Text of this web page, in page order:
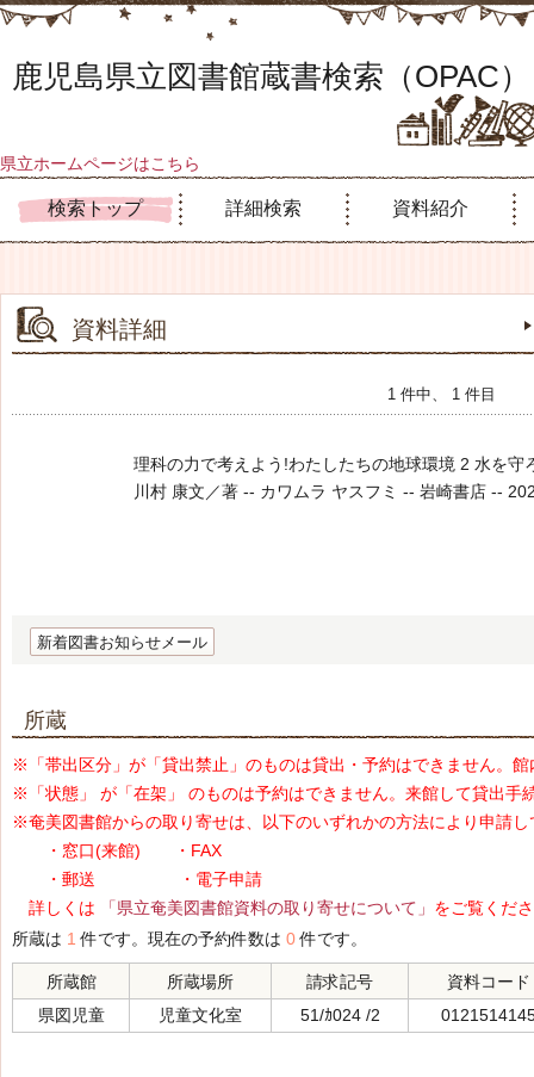
鹿児島県立図書館蔵書検索（OPAC）
県立ホームページはこちら
検索トップ 詳細検索 資料紹介
資料詳細
1 件中、 1 件目
理科の力で考えよう!わたしたちの地球環境 2 水を守
川村 康文／著 -- カワムラ ヤスフミ -- 岩崎書店 --
新着図書お知らせメール
所蔵
※「帯出区分」が「貸出禁止」のものは貸出・予約はできません。
※「状態」 が「在架」 のものは予約はできません。来館して貸出手
※奄美図書館からの取り寄せは、以下のいずれかの方法により申請し
・窓口(来館) ・FAX
・郵送 ・電子申請
詳しくは
「県立奄美図書館資料の取り寄せについて」 をご覧くだ
所蔵は 1 件です。現在の予約件数は 0件です。
所蔵館 所蔵場所 請求記号
資料コード
県図児童
児童文化室 51/ｶ024 /2